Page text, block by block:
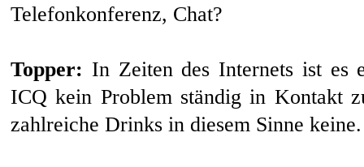
Telefonkonferenz, Chat?
Topper: In Zeiten des Internets ist es
ICQ kein Problem ständig in Kontakt
zahlreiche Drinks in diesem Sinne keine.